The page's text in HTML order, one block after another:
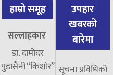
हाम्रो समूह
सल्लाहकार
डा. दामाेदर
पुडासैनी “किशाेर”
उपहार
खबरको
बारेमा
सूचना प्रविधिको